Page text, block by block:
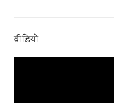
वीडियो